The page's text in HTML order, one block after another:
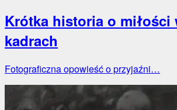
Krótka historia o miłości
kadrach
Fotograficzna opowieść o przyjaźni…